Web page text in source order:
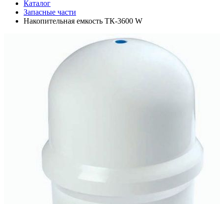
Каталог
Запасные части
Накопительная емкость TК-3600 W